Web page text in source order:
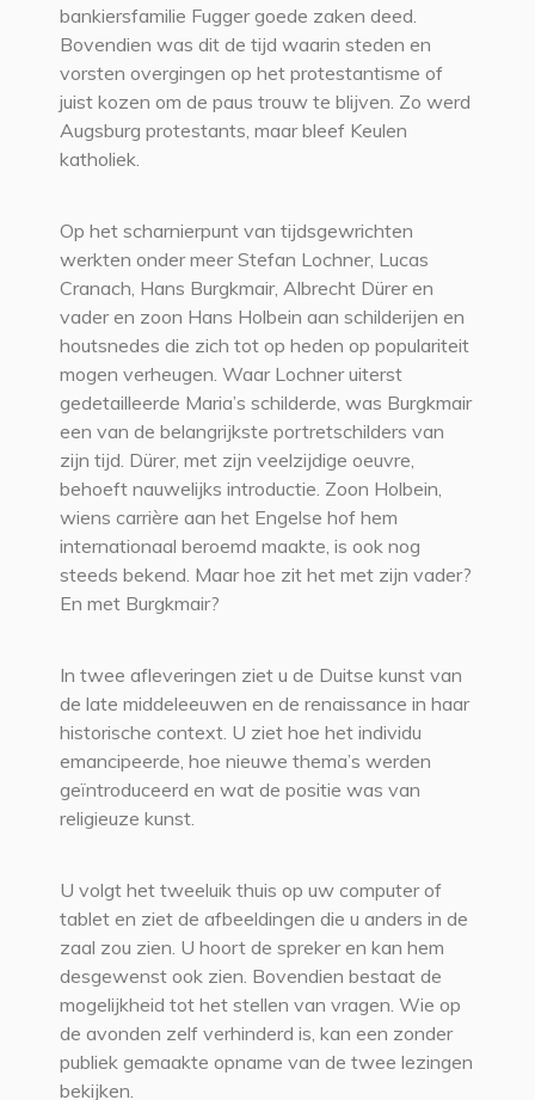
bankiersfamilie Fugger goede zaken deed.
Bovendien was dit de tijd waarin steden en
vorsten overgingen op het protestantisme of
juist kozen om de paus trouw te blijven. Zo werd
Augsburg protestants, maar bleef Keulen
katholiek.
Op het scharnierpunt van tijdsgewrichten
werkten onder meer Stefan Lochner, Lucas
Cranach, Hans Burgkmair, Albrecht Dürer en
vader en zoon Hans Holbein aan schilderijen en
houtsnedes die zich tot op heden op populariteit
mogen verheugen. Waar Lochner uiterst
gedetailleerde Maria’s schilderde, was Burgkmair
een van de belangrijkste portretschilders van
zijn tijd. Dürer, met zijn veelzijdige oeuvre,
behoeft nauwelijks introductie. Zoon Holbein,
wiens carrière aan het Engelse hof hem
internationaal beroemd maakte, is ook nog
steeds bekend. Maar hoe zit het met zijn vader?
En met Burgkmair?
In twee afleveringen ziet u de Duitse kunst van
de late middeleeuwen en de renaissance in haar
historische context. U ziet hoe het individu
emancipeerde, hoe nieuwe thema’s werden
geïntroduceerd en wat de positie was van
religieuze kunst.
U volgt het tweeluik thuis op uw computer of
tablet en ziet de afbeeldingen die u anders in de
zaal zou zien. U hoort de spreker en kan hem
desgewenst ook zien. Bovendien bestaat de
mogelijkheid tot het stellen van vragen. Wie op
de avonden zelf verhinderd is, kan een zonder
publiek gemaakte opname van de twee lezingen
bekijken.